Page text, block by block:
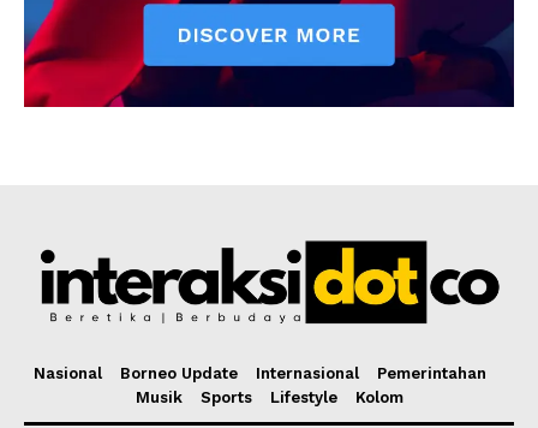
Nasional Borneo Update Internasional
Pemerintahan
Musik
Sports Lifestyle Kolom